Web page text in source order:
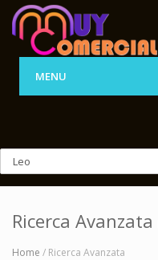
MENU
Ricerca Avanzata
Home / Ricerca Avanzata